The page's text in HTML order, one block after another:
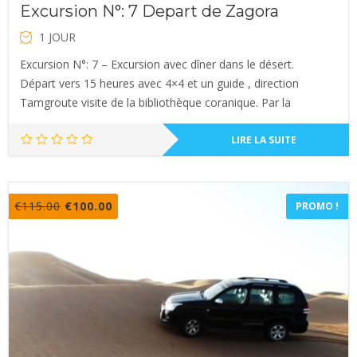
Excursion N°: 7 Depart de Zagora
1 JOUR
Excursion N°: 7 – Excursion avec dîner dans le désert.
Départ vers 15 heures avec 4×4 et un guide , direction
Tamgroute visite de la bibliothèque coranique. Par la
LIRE LA SUITE
€115.00 Le
prix
était :
€115.00.
€100.00
prix
€100.00.
PROMO !